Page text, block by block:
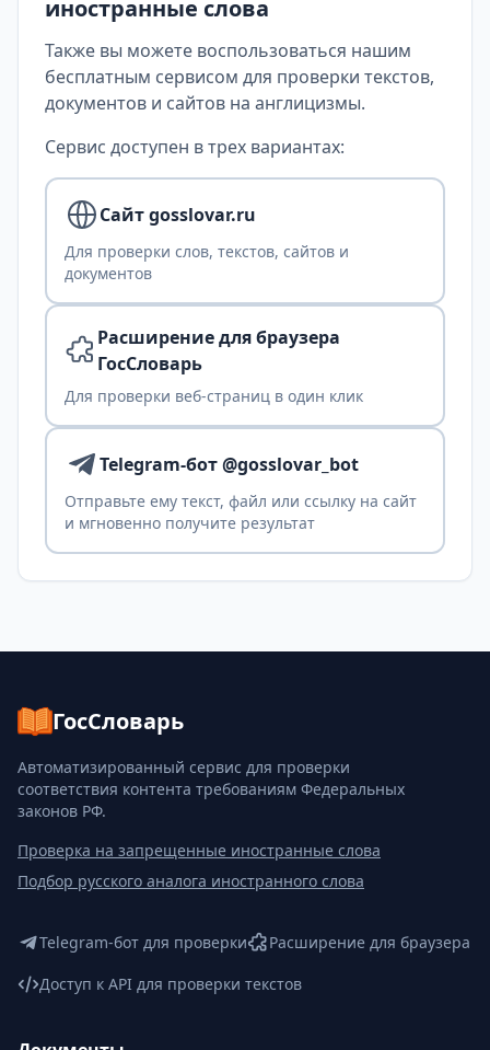
иностранные слова
Также вы можете воспользоваться нашим
бесплатным сервисом для проверки текстов,
документов и сайтов на англицизмы.
Сервис доступен в трех вариантах:
Сайт gosslovar.ru
Для проверки слов, текстов, сайтов и
документов
Расширение для браузера
ГосСловарь
Для проверки веб-страниц в один клик
Telegram-бот @gosslovar_bot
Отправьте ему текст, файл или ссылку на сайт
и мгновенно получите результат
ГосСловарь
Автоматизированный сервис для проверки
соответствия контента требованиям Федеральных
законов РФ.
Проверка на запрещенные иностранные слова
Подбор русского аналога иностранного слова
Telegram-бот для проверки
Расширение для браузера
Доступ к API для проверки текстов